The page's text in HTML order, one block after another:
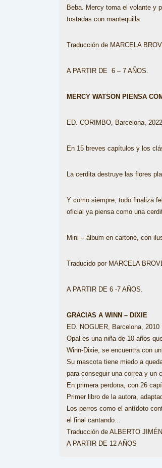
Beba. Mercy toma el volante y
tostadas con mantequilla.
Traducción de MARCELA
A PARTIR DE 6 – 7 AÑOS.
MERCY WATSON PIENSA
ED. CORIMBO, Barcelona, 2022
En 15 breves capítulos y los
La cerdita destruye las flores
Y como siempre, todo finaliza
oficial ya piensa como una
Mini – álbum en cartoné, con
Traducido por MARCELA
A PARTIR DE 6 -7 AÑOS.
GRACIAS A WINN – DIXIE
ED. NOGUER, Barcelona, 2010
Opal es una niña de 10 años
Winn-Dixie, se encuentra con
Su mascota tiene miedo a
para conseguir una correa y un
En primera perdona, con 26
Primer libro de la autora,
Los perros como el antídoto
el final cantando…
Traducción de ALBERTO
A PARTIR DE 12 AÑOS